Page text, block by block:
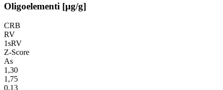
Oligoelementi [µg/g]
CRB
RV
1sRV
Z-Score
As
1,30
1,75
0,13